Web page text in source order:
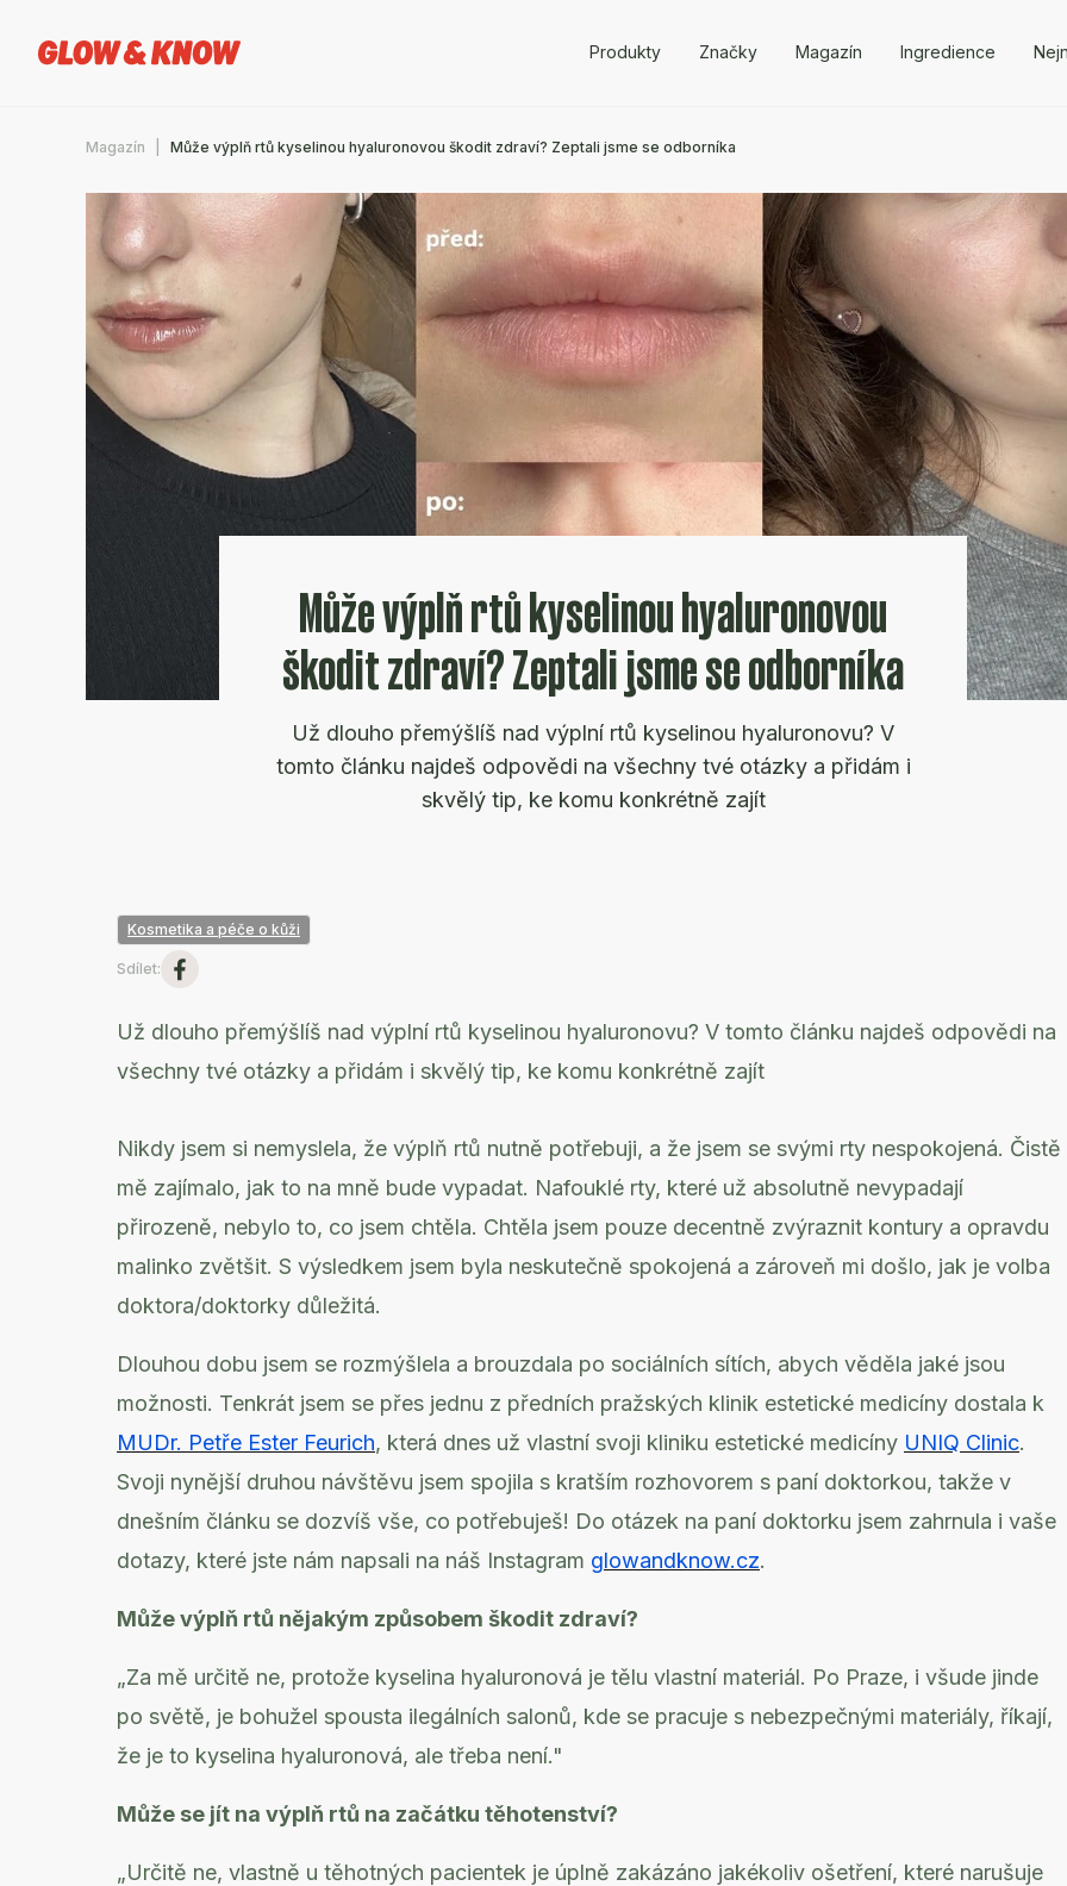
Produkty Značky Magazín Ingredience
Magazín Může výplň rtů kyselinou hyaluronovou škodit zdraví? Zeptali jsme se odborníka
Může výplň rtů kyselinou hyaluronovou
škodit zdraví? Zeptali jsme se odborníka
Už dlouho přemýšlíš nad výplní rtů kyselinou hyaluronovu? V
tomto článku najdeš odpovědi na všechny tvé otázky a přidám i
skvělý tip, ke komu konkrétně zajít
Kosmetika a péče o kůži
Sdílet:
Už dlouho přemýšlíš nad výplní rtů kyselinou hyaluronovu? V tomto článku najdeš odpovědi na
všechny tvé otázky a přidám i skvělý tip, ke komu konkrétně zajít
Nikdy jsem si nemyslela, že výplň rtů nutně potřebuji, a že jsem se svými rty nespokojená. Čistě
mě zajímalo, jak to na mně bude vypadat. Nafouklé rty, které už absolutně nevypadají
přirozeně, nebylo to, co jsem chtěla. Chtěla jsem pouze decentně zvýraznit kontury a opravdu
malinko zvětšit. S výsledkem jsem byla neskutečně spokojená a zároveň mi došlo, jak je volba
doktora/doktorky důležitá.
Dlouhou dobu jsem se rozmýšlela a brouzdala po sociálních sítích, abych věděla jaké jsou
možnosti. Tenkrát jsem se přes jednu z předních pražských klinik estetické medicíny dostala k
MUDr. Petře Ester Feurich, která dnes už vlastní svoji kliniku estetické medicíny UNIQ Clinic.
Svoji nynější druhou návštěvu jsem spojila s kratším rozhovorem s paní doktorkou, takže v
dnešním článku se dozvíš vše, co potřebuješ! Do otázek na paní doktorku jsem zahrnula i vaše
dotazy, které jste nám napsali na náš Instagram glowandknow.cz.
Může výplň rtů nějakým způsobem škodit zdraví?
„Za mě určitě ne, protože kyselina hyaluronová je tělu vlastní materiál. Po Praze, i všude jinde
po světě, je bohužel spousta ilegálních salonů, kde se pracuje s nebezpečnými materiály, říkají,
že je to kyselina hyaluronová, ale třeba není."
Může se jít na výplň rtů na začátku těhotenství?
„Určitě ne, vlastně u těhotných pacientek je úplně zakázáno jakékoliv ošetření, které narušuje